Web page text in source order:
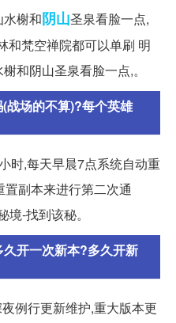
榭和阴山圣泉看脸一点,
和梵空禅院都可以单刷 明
和阴山圣泉看脸一点,。
战场的不算)?每个英雄
时,每天早晨7点系统自动重
副本来进行第二次通
-找到该秘。
开一次新本?多久开新
例行更新维护,重大版本更